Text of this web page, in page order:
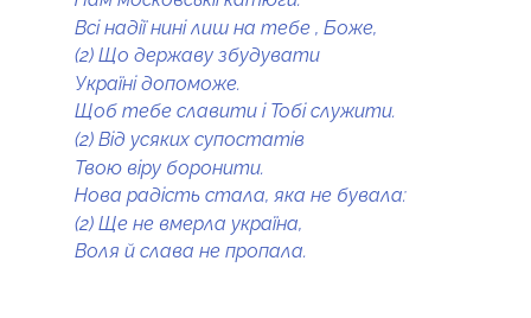
Всі надії нині лиш на тебе , Боже,
(2) Що державу збудувати
Україні допоможе.
Щоб тебе славити і Тобі служити.
(2) Від усяких супостатів
Твою віру боронити.
Нова радість стала, яка не бувала:
(2) Ще не вмерла україна,
Воля й слава не пропала.